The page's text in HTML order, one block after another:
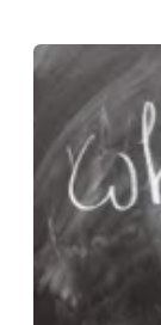
Image